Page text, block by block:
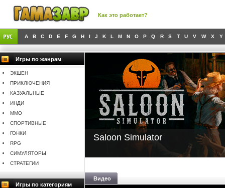
Как это работает?
A B C D E F G H I J K L M N O P Q R S T U V W X Y
Игры по жанрам
ЭКШЕН
ПРИКЛЮЧЕНИЯ
КАЗУАЛЬНЫЕ
ИНДИ
MMO
СПОРТИВНЫЕ
ГОНКИ
RPG
СИМУЛЯТОРЫ
СТРАТЕГИИ
Игры по категориям
Saloon Simulator
Видео